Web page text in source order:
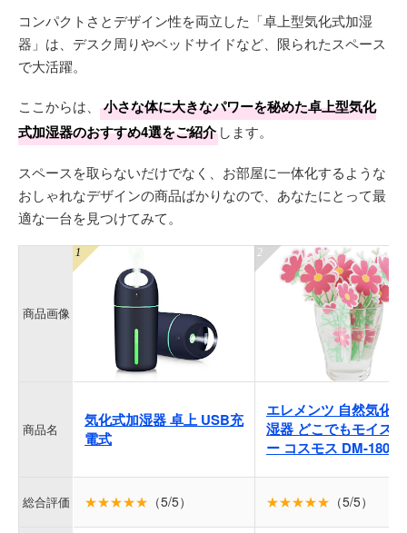
コンパクトさとデザイン性を両立した「卓上型気化式加湿
器」は、デスク周りやベッドサイドなど、限られたスペース
で大活躍。
ここからは、
小さな体に大きなパワーを秘めた卓上型気化
式加湿器のおすすめ4選をご紹介 します。
スペースを取らないだけでなく、お部屋に一体化するような
おしゃれなデザインの商品ばかりなので、あなたにとって最
適な一台を見つけてみて。
商品画像
商品名
気化式加湿器 卓上 USB充
電式
エレメンツ 自然気化
湿器 どこでもモイス
ー コスモス DM-180
総合評価 ★★★★★ （5/5） ★★★★★ （5/5）